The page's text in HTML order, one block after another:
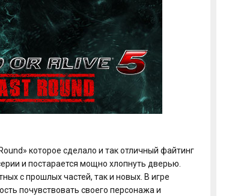
которое сделало и так отличный файтинг
и постарается мощно хлопнуть дверью.
с прошлых частей, так и новых. В игре
почувствовать своего персонажа и